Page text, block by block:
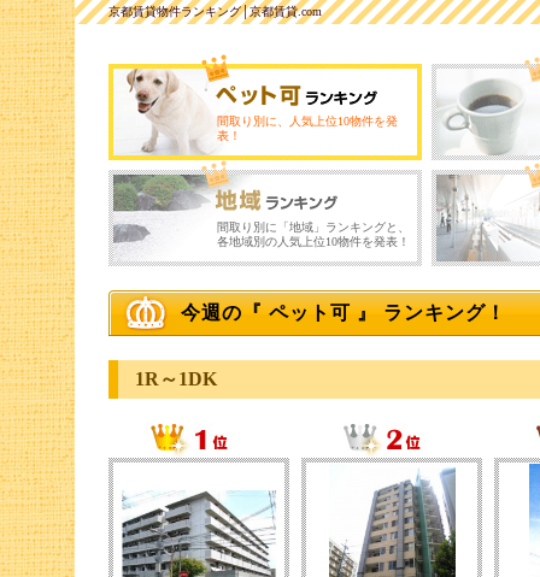
京都賃貸物件ランキング│京都賃貸.com
間取り別に、人気上位10物件を発
表！
間取り別に「地域」ランキングと、
各地域別の人気上位10物件を発表！
今週の『 ペット可 』 ランキング！
1R～1DK